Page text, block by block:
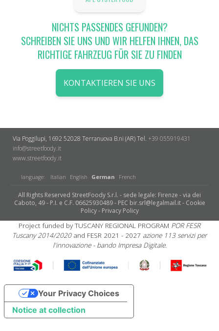
NICHTS PASSENDES GEFUNDEN?
SCHREIBEN SIE UNS UND WIR HELFEN IHNEN, DAS
RICHTIGE FAHRZEUG FÜR SIE ZU FINDEN
KONTAKTIEREN SIE UNS
Via Poggilupi, 1692 52028 Terranuova B.ni (AR)Tel. +39 055919431
info@streetfoody.it
www.streetfoody.it
language: Italian English German French
All Rights Reserved StreetFoody S.r.l. - sede legale: Firenze - via dei
Caboto, 49 - P.I. e C.F. 06625930489 - PEC bir.srl@legalmail.it - Cookie
Policy- Privacy Policy
Project funded by TUSCANY REGIONAL PROGRAM POR FESR
Tuscany 2014/2020and FESR 2021 - 2027 azione 113 servizi per
l'innovazione - bando Impresa Digitale.
Notice at collection
Your Privacy Choices